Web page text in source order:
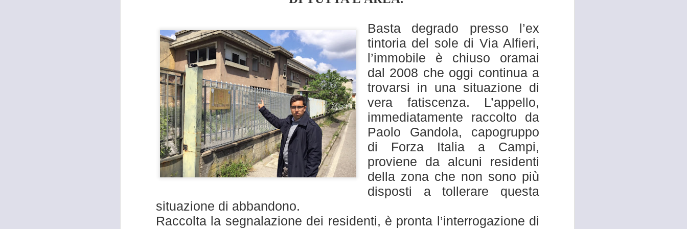
Basta degrado presso l’ex
tintoria del sole di Via Alfieri,
l’immobile è chiuso oramai
dal 2008 che oggi continua a
trovarsi in una situazione di
vera fatiscenza. L’appello,
immediatamente raccolto da
Paolo Gandola, capogruppo
di Forza Italia a Campi,
proviene da alcuni residenti
della zona che non sono più
disposti a tollerare questa
situazione di abbandono.
Raccolta la segnalazione dei residenti, è pronta l’interrogazione di
la conferenza dei sindaci ed i referenti dell’Asl Toscana Centro
(Firenze, Empoli, Prato e Pistoia), i diversi rappresentanti zonali
della società della salute dell’area metropolitana fiorentina, che
parteciperanno all’incontro, facciano valere le ragioni dei territori
che rappresentano. Non servono balbettii, serve una risposta forte
ed unica contro lo smantellamento in corso del servizio di continuità
assistenziale”.
AUG AUG AUG